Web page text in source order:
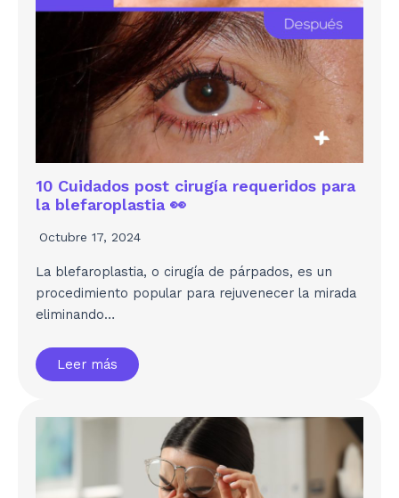
10 Cuidados post cirugía requeridos para
la blefaroplastia 👀
Octubre 17, 2024
La blefaroplastia, o cirugía de párpados, es un
procedimiento popular para rejuvenecer la mirada
eliminando…
Leer más